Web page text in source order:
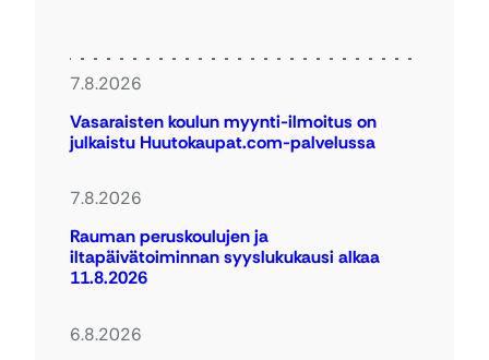
7.8.2026
Vasaraisten koulun myynti-ilmoitus on
julkaistu Huutokaupat.com-palvelussa
7.8.2026
Rauman peruskoulujen ja
iltapäivätoiminnan syyslukukausi alkaa
11.8.2026
6.8.2026